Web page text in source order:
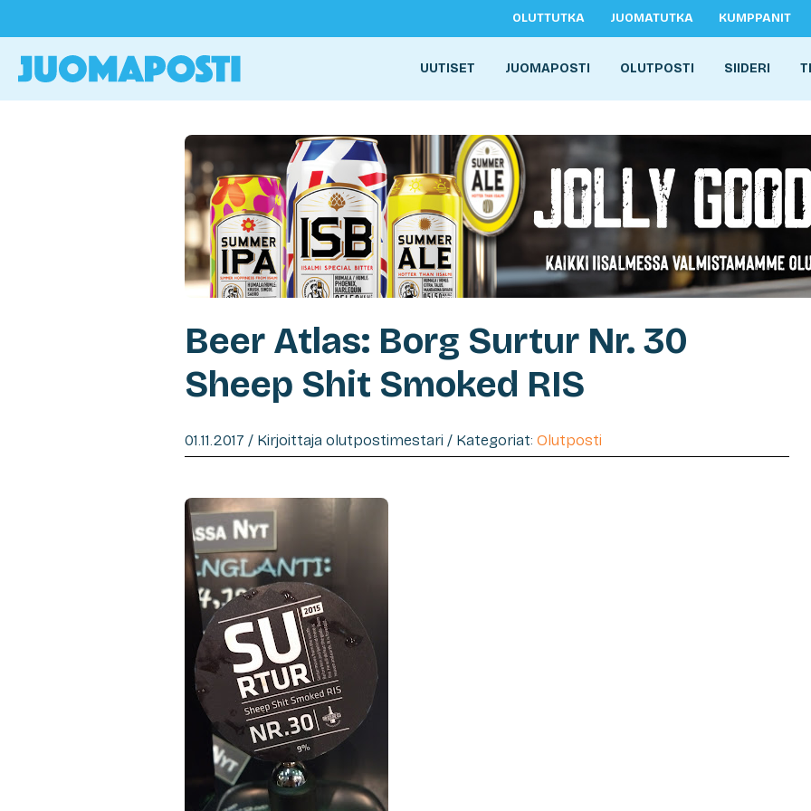
OLUTTUTKA JUOMATUTKA KUMPPANIT
UUTISET JUOMAPOSTI OLUTPOSTI SIIDERI
Beer Atlas: Borg Surtur Nr. 30
Sheep Shit Smoked RIS
01.11.2017 / Kirjoittaja olutpostimestari / Kategoriat: Olutposti